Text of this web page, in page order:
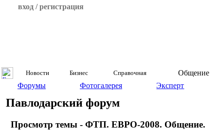
вход / регистрация
Новости Бизнес Справочная
Общение
Форумы
Фотогалерея Эксперт
Павлодарский форум
Просмотр темы - ФТП. ЕВРО-2008. Общение.